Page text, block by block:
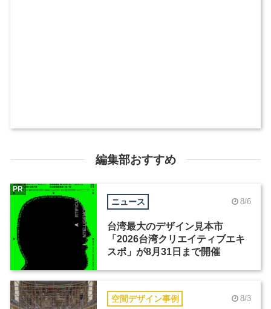
編集部おすすめ
ニュース 8/6
台湾最大のデザイン見本市
「2026台湾クリエイティブエキ
スポ」が8月31日まで開催
PR
空間デザイン事例 8/3